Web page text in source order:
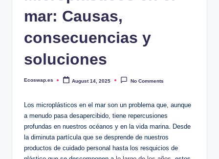
mar: Causas,
consecuencias y
soluciones
Posted
Ecoswap.es August 14, 2025 No Comments
Los microplásticos en el mar⁢ son un problema que, aunque
a menudo pasa desapercibido, tiene repercusiones
profundas en nuestros océanos y en la vida marina. Desde
la diminuta partícula que ⁢se desprende de nuestros⁢
productos de cuidado⁢ personal hasta los ​resquicios de